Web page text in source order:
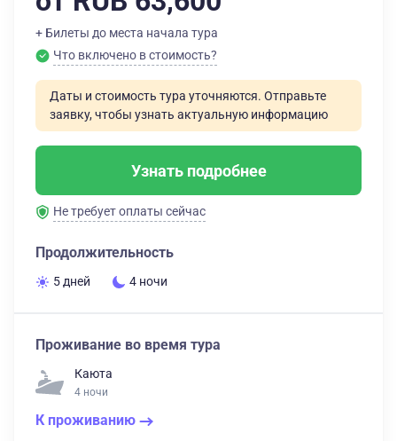
+ Билеты до места начала тура
Что включено в стоимость?
Даты и стоимость тура уточняются. Отправьте
заявку, чтобы узнать актуальную информацию
Узнать подробнее
Не требует оплаты сейчас
Продолжительность
5 дней 4 ночи
Проживание во время тура
Каюта
4 ночи
К проживанию